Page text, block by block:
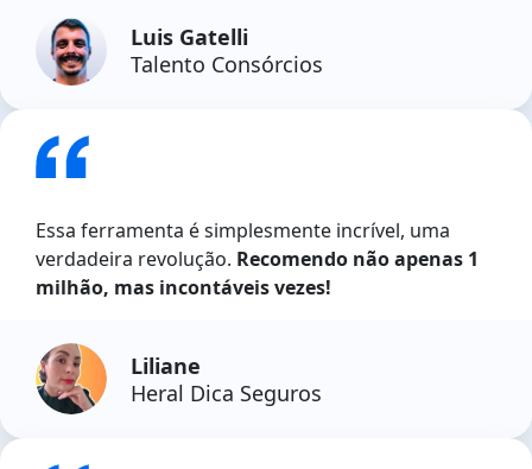
Luis Gatelli
Talento Consórcios
Essa ferramenta é simplesmente incrível, uma
verdadeira revolução. Recomendo não apenas 1
milhão, mas incontáveis vezes!
Liliane
Heral Dica Seguros